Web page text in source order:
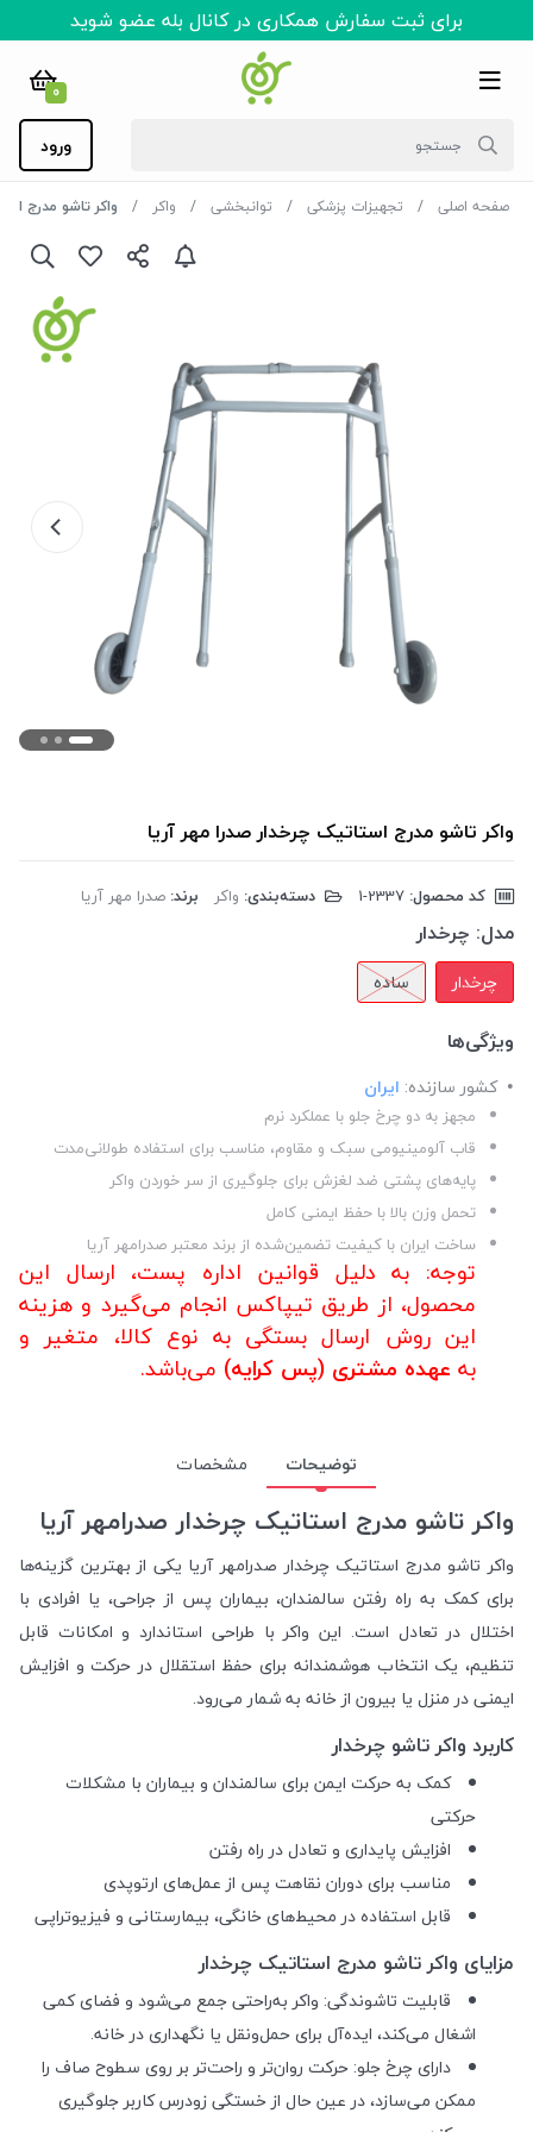
برای ثبت سفارش همکاری در کانال بله عضو شوید
0
ورود
صفحه اصلی تجهیزات پزشکی توانبخشی واکر واکر تاشو مدرج
واکر تاشو مدرج استاتیک چرخدار صدرا مهر آریا
کد محصول: دسته‌بندی: واکر برند: صدرا مهر آریا
مدل: چرخدار
چرخدار ساده
ویژگی‌ها
کشور سازنده: ایران
مجهز به دو چرخ جلو با عملکرد نرم
قاب آلومینیومی سبک و مقاوم، مناسب برای استفاده طولانی‌مدت
پایه‌های پشتی ضد لغزش برای جلوگیری از سر خوردن واکر
تحمل وزن بالا با حفظ ایمنی کامل
ساخت ایران با کیفیت تضمین‌شده از برند معتبر صدرامهر آریا
توجه: به دلیل قوانین اداره پست، ارسال این
محصول، از طریق تیپاکس انجام می‌گیرد و هزینه
این روش ارسال بستگی به نوع کالا، متغیر و
به عهده مشتری (پس کرایه) می‌باشد.
توضیحات مشخصات
واکر تاشو مدرج استاتیک چرخدار صدرامهر آریا
واکر تاشو مدرج استاتیک چرخدار صدرامهر آریا یکی از بهترین گزینه‌ها
برای کمک به راه رفتن سالمندان، بیماران پس از جراحی، یا افرادی با
اختلال در تعادل است. این واکر با طراحی استاندارد و امکانات قابل
تنظیم، یک انتخاب هوشمندانه برای حفظ استقلال در حرکت و افزایش
ایمنی در منزل یا بیرون از خانه به شمار می‌رود.
کاربرد واکر تاشو چرخدار
کمک به حرکت ایمن برای سالمندان و بیماران با مشکلات
حرکتی
افزایش پایداری و تعادل در راه رفتن
مناسب برای دوران نقاهت پس از عمل‌های ارتوپدی
قابل استفاده در محیط‌های خانگی، بیمارستانی و فیزیوتراپی
مزایای واکر تاشو مدرج استاتیک چرخدار
قابلیت تاشوندگی: واکر به‌راحتی جمع می‌شود و فضای کمی
اشغال می‌کند، ایده‌آل برای حمل‌ونقل یا نگهداری در خانه.
دارای چرخ جلو: حرکت روان‌تر و راحت‌تر بر روی سطوح صاف را
ممکن می‌سازد، در عین حال از خستگی زودرس کاربر جلوگیری